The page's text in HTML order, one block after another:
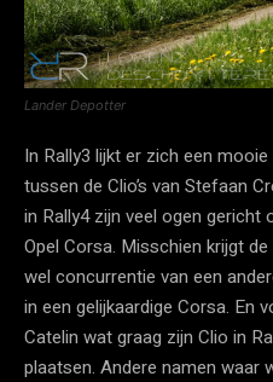
Lander Depotter
In Rally3 lijkt er zich een
tussen de Clio’s van Stefaan
in Rally4 zijn veel ogen
Opel Corsa. Misschien krijgt
wel concurrentie van een
in een gelijkaardige Corsa. En
Catelin wat graag zijn Clio in
plaatsen. Andere namen waar